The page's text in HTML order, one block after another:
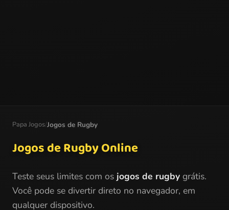
Papa Jogos/Jogos de Rugby
Jogos de Rugby Online
Teste seus limites com os jogos de rugby grátis.
Você pode se divertir direto no navegador, em
qualquer dispositivo.